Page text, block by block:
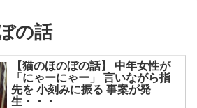
の話
【猫のほのぼの話】 中年女性が
「にゃーにゃー」 言いながら指
先を 小刻みに振る 事案が発
生・・・